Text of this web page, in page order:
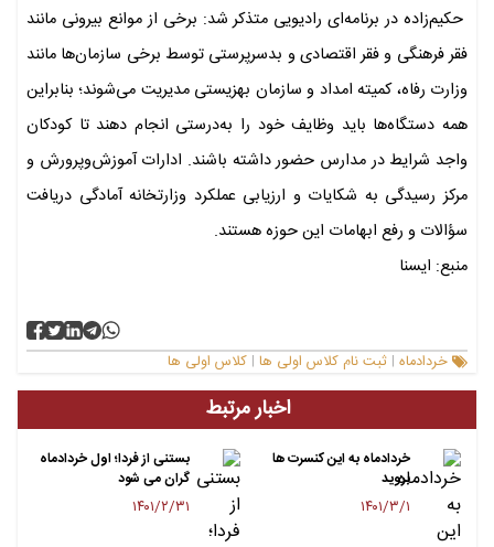
حکیم‌زاده در برنامه‌ای رادیویی متذکر شد: برخی از موانع بیرونی مانند
فقر فرهنگی و فقر اقتصادی و بدسرپرستی توسط برخی سازمان‌ها مانند
وزارت رفاه، کمیته امداد و سازمان بهزیستی مدیریت می‌شوند؛ بنابراین
همه دستگاه‌ها باید وظایف خود را به‌درستی انجام دهند تا کودکان
واجد شرایط در مدارس حضور داشته باشند. ادارات آموزش‌وپرورش و
مرکز رسیدگی به شکایات و ارزیابی عملکرد وزارتخانه آمادگی دریافت
سؤالات و رفع ابهامات این حوزه هستند.
منبع: ایسنا
خردادماه | ثبت نام کلاس اولی ها | کلاس اولی ها
اخبار مرتبط
خردادماه به این کنسرت ها
بروید
۱۴۰۱/۳/۱
بستنی از فردا؛ اول خردادماه
گران می شود
۱۴۰۱/۲/۳۱